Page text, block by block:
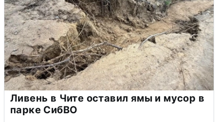
Ливень в Чите оставил ямы и мусор в
парке СибВО